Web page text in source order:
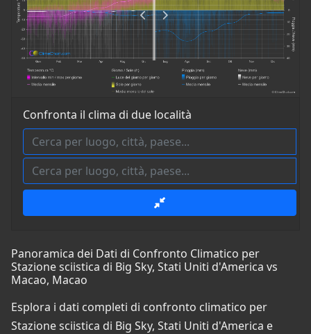
Confronta il clima di due località
Panoramica dei Dati di Confronto Climatico per
Stazione sciistica di Big Sky, Stati Uniti d'America vs
Macao, Macao
Esplora i dati completi di confronto climatico per
Stazione sciistica di Big Sky, Stati Uniti d'America e